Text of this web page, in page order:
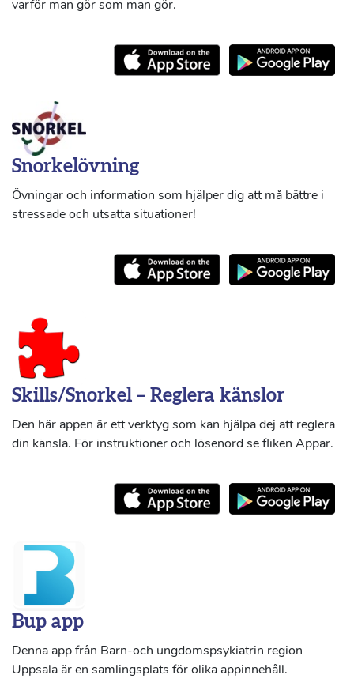
varför man gör som man gör.
Snorkelövning
Övningar och information som hjälper dig att må bättre i
stressade och utsatta situationer!
Skills/Snorkel – Reglera känslor
Den här appen är ett verktyg som kan hjälpa dej att reglera
din känsla. För instruktioner och lösenord se fliken Appar.
Bup app
Denna app från Barn-och ungdomspsykiatrin region
Uppsala är en samlingsplats för olika appinnehåll.